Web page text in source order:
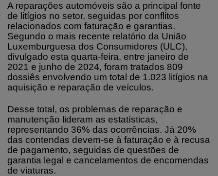
A reparações automóveis são a principal fonte
de litígios no setor, seguidas por conflitos
relacionados com faturação e garantias.
Segundo o mais recente relatório da União
Luxemburguesa dos Consumidores (ULC),
divulgado esta quarta-feira, entre janeiro de
2021 e junho de 2024, foram tratados 809
dossiês envolvendo um total de 1.023 litígios na
aquisição e reparação de veículos.
Desse total, os problemas de reparação e
manutenção lideram as estatísticas,
representando 36% das ocorrências. Já 20%
das contendas devem-se à faturação e à recusa
de pagamento, seguidas de questões de
garantia legal e cancelamentos de encomendas
de viaturas.